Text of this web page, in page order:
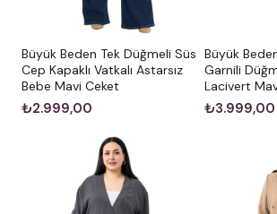
Büyük Beden Tek Düğmeli Süs
Cep Kapaklı Vatkalı Astarsız
Bebe Mavi Ceket
₺2.999,00
Büyük
Garnili
Lacivert
₺3.999,00